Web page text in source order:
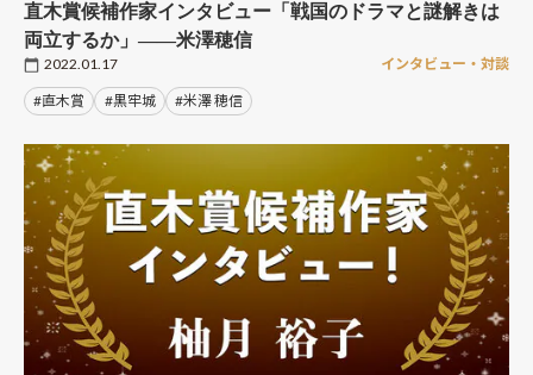
直木賞候補作家インタビュー「戦国のドラマと謎解きは
両立するか」――米澤穂信
2022.01.17 インタビュー・対談
#直木賞 #黒牢城 #米澤 穂信